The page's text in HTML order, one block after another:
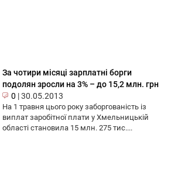
За чотири місяці зарплатні борги
подолян зросли на 3% – до 15,2 млн. грн
0 |30.05.2013
На 1 травня цього року заборгованість із
виплат заробітної плати у Хмельницькій
області становила 15 млн. 275 тис....